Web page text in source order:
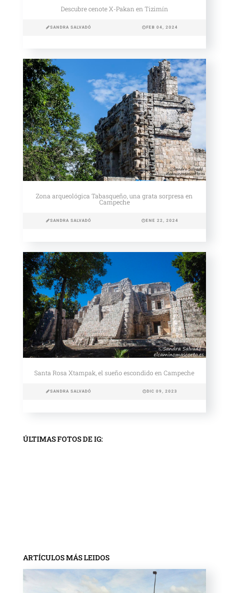
Descubre cenote X-Pakan en Tizimín
SANDRA SALVADÓ FEB 04, 2024
Zona arqueológica Tabasqueño, una grata sorpresa en
Campeche
SANDRA SALVADÓ ENE 22, 2024
Santa Rosa Xtampak, el sueño escondido en Campeche
SANDRA SALVADÓ DIC 09, 2023
ÚLTIMAS FOTOS DE IG:
ARTÍCULOS MÁS LEIDOS